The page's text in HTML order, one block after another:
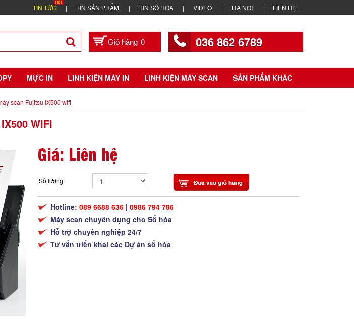
TIN TỨC TIN SẢN PHẨM TIN SỐ HÓA VIDEO HÀ NỘI LIÊN HỆ
0 036 862 6789
MỰC IN LINH KIỆN MÁY IN LINH KIỆN MÁY SCAN SẢN PHẨM KHÁC
scan Fujitsu IX500 wifi
WIFI
Giá: Liên hệ
Số lượng
Hotline:089 6688 636 | 0986 794 786
Máy scan chuyên dụng cho Số hóa
Hỗ trợ chuyên nghiệp 24/7
Tư vấn triển khai các Dự án số hóa